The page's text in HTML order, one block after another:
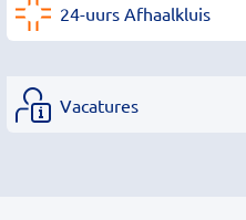
24-uurs Afhaalkluis
Vacatures